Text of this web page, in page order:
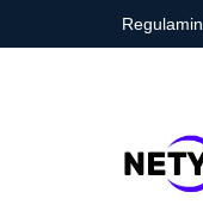
Regulamin